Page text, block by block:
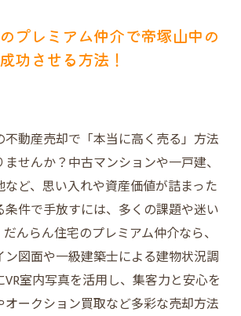
プレミアム仲介で帝塚山中の
功させる方法！
動産売却で「本当に高く売る」方法
せんか？中古マンションや一戸建、
など、思い入れや資産価値が詰まった
件で手放すには、多くの課題や迷い
んらん住宅のプレミアム仲介なら、
図面や一級建築士による建物状況調
室内写真を活用し、集客力と安心を
ークション買取など多彩な売却方法